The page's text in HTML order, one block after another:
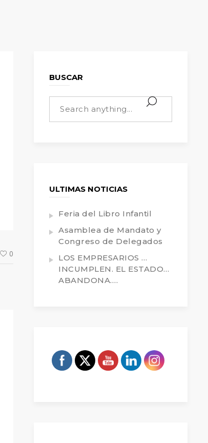
0
BUSCAR
ULTIMAS NOTICIAS
Feria del Libro Infantil
Asamblea de Mandato y
Congreso de Delegados
LOS EMPRESARIOS …
INCUMPLEN. EL ESTADO…
ABANDONA….